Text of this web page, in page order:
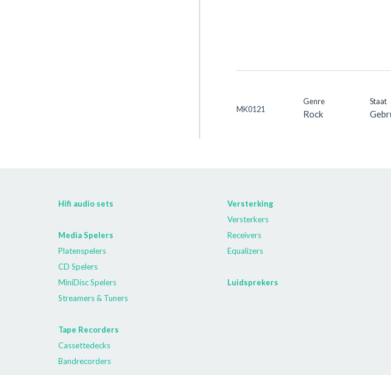
MK0121
Genre
Rock
Staat
Hifi audio sets
Media Spelers
Platenspelers
CD Spelers
MiniDisc Spelers
Streamers & Tuners
Tape Recorders
Cassettedecks
Bandrecorders
Versterking
Versterkers
Receivers
Equalizers
Luidsprekers